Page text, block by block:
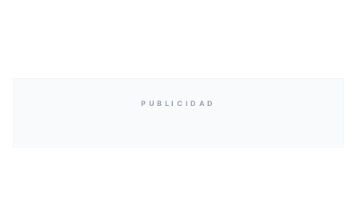
PUBLICIDAD